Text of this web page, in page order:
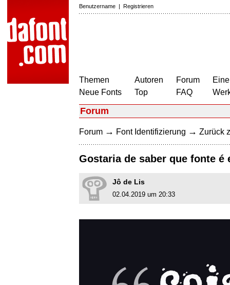
Benutzername | Registrieren
Themen
Neue Fonts
Autoren
Top
Forum
FAQ
Forum
Forum → Font Identifizierung → Zurück
Gostaria de saber que fonte é
Jô de Lis
02.04.2019 um 20:33